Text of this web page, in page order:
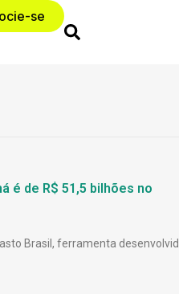
se
é de R$ 51,5 bilhões no
Brasil, ferramenta